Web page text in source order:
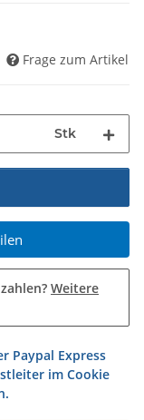
Frage zum Artikel
Stk
Weitere
Paypal Express
im Cookie